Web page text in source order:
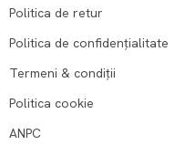
Politica de retur
Politica de confidențialitate
Termeni & condiții
Politica cookie
ANPC